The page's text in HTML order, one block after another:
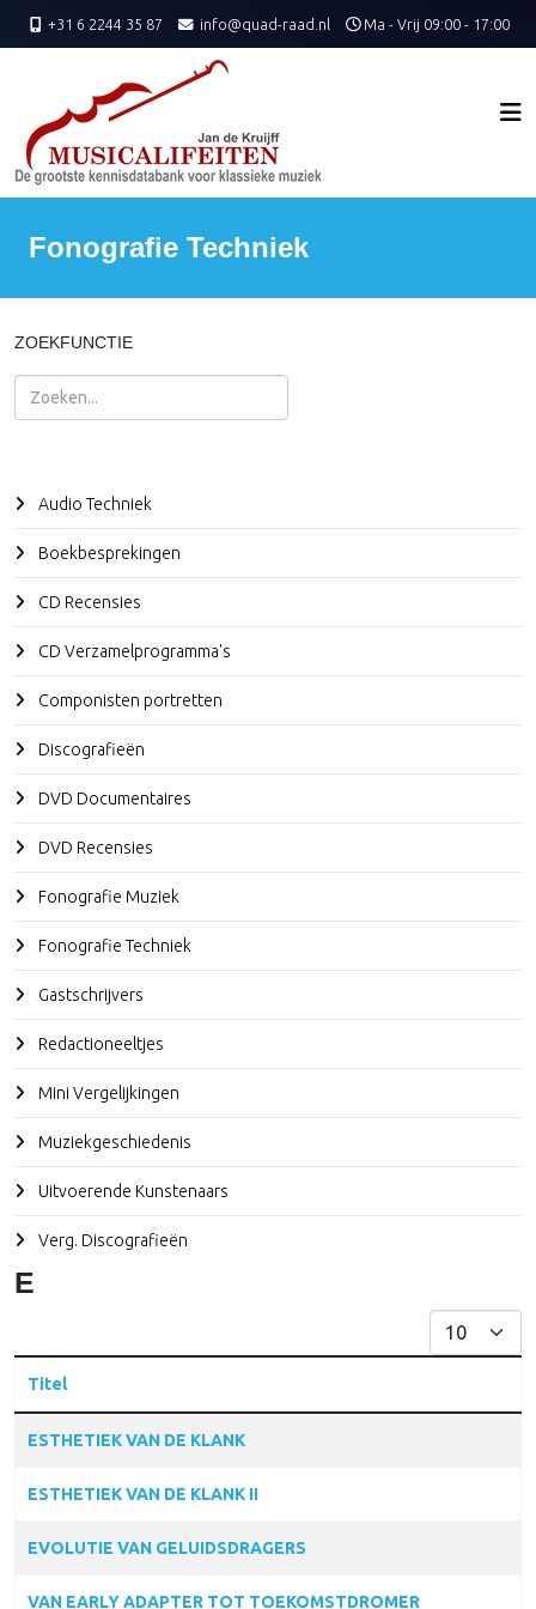
+31 6 2244 35 87 info@quad-raad.nl Ma - Vrij 09:00 - 17:00
Fonografie Techniek
ZOEKFUNCTIE
Zoeken
Audio Techniek
Boekbesprekingen
CD Recensies
CD Verzamelprogramma's
Componisten portretten
Discografieën
DVD Documentaires
DVD Recensies
Fonografie Muziek
Fonografie Techniek
Gastschrijvers
Redactioneeltjes
Mini Vergelijkingen
Muziekgeschiedenis
Uitvoerende Kunstenaars
Verg. Discografieën
E
Toon #
Titel
ESTHETIEK VAN DE KLANK
ESTHETIEK VAN DE KLANK II
EVOLUTIE VAN GELUIDSDRAGERS
VAN EARLY ADAPTER TOT TOEKOMSTDROMER